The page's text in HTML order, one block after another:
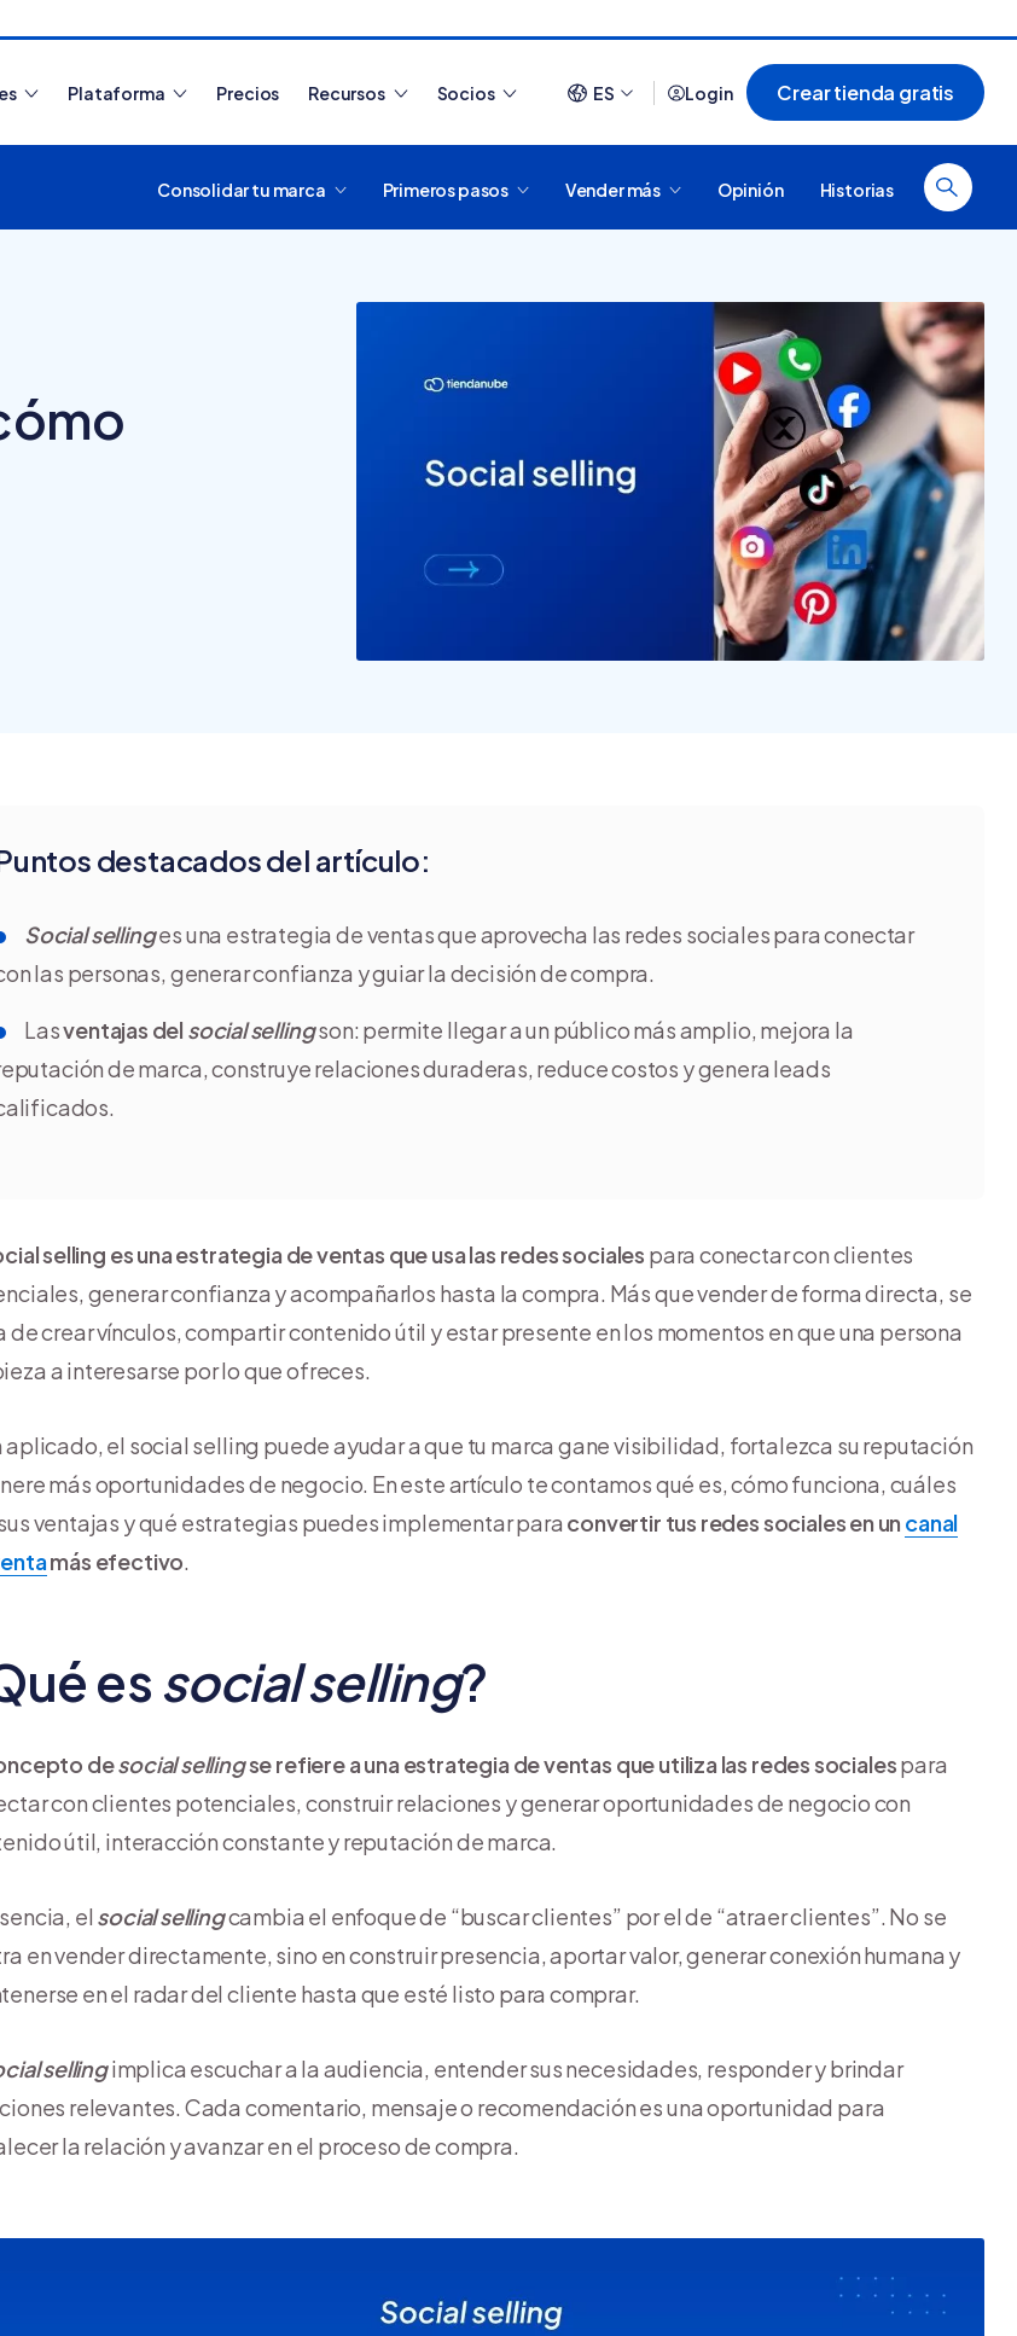
Plataforma Precios Recursos
crear y usar una tienda
Nube para vender más
20 tiendas online
argentinas creadas con
Tiendanube
Socios ES Login Crear tienda gratis
Consolidar tu marca Primeros pasos Vender más Opinión Historias
destacados del artículo:
Social sellinges una estrategia de ventas que aprovecha las redes sociales para conectar
las personas, generar confianza y guiar la decisión de compra.
Lasventajas del social sellingson: permite llegar a un público más amplio, mejora la
de marca, construye relaciones duraderas, reduce costos y genera leads
selling es una estrategia de ventas que usa las redes sociales para conectar con clientes
generar confianza y acompañarlos hasta la compra. Más que vender de forma directa, se
de crear vínculos, compartir contenido útil y estar presente en los momentos en que una persona
a interesarse por lo que ofreces.
aplicado, el social selling puede ayudar a que tu marca gane visibilidad, fortalezca su reputación
más oportunidades de negocio. En este artículo te contamos qué es, cómo funciona, cuáles
ventajas y qué estrategias puedes implementar para convertir tus redes sociales en un canal
más efectivo.
es social selling?
desocial sellingse refiere a una estrategia de ventas que utiliza las redes socialespara
con clientes potenciales, construir relaciones y generar oportunidades de negocio con
útil, interacción constante y reputación de marca.
el social sellingcambia el enfoque de “buscar clientes” por el de “atraer clientes”. No se
en vender directamente, sino en construir presencia, aportar valor, generar conexión humana y
en el radar del cliente hasta que esté listo para comprar.
sellingimplica escuchar a la audiencia, entender sus necesidades, responder y brindar
relevantes. Cada comentario, mensaje o recomendación es una oportunidad para
la relación y avanzar en el proceso de compra.